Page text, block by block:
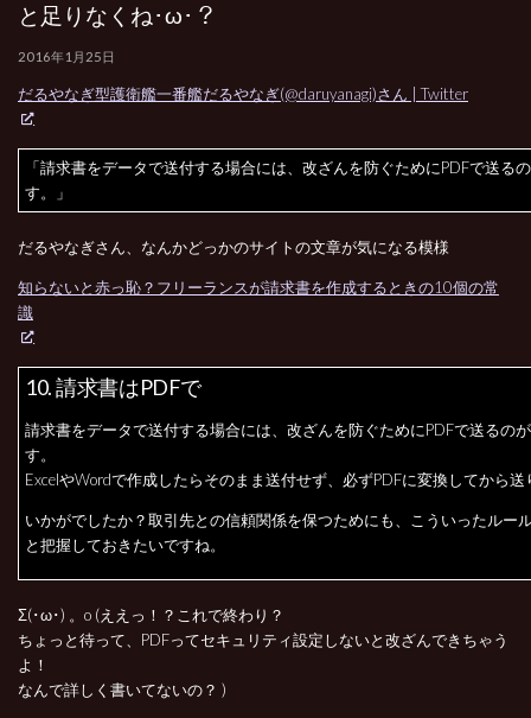
と足りなくね･ω･？
2016年1月25日
だるやなぎ型護衛艦一番艦だるやなぎ(@daruyanagi)さん | Twitter
「請求書をデータで送付する場合には、改ざんを防ぐためにPDFで送る
す。」
だるやなぎさん、なんかどっかのサイトの文章が気になる模様
知らないと赤っ恥？フリーランスが請求書を作成するときの10個の常
識
10. 請求書はPDFで
請求書をデータで送付する場合には、改ざんを防ぐためにPDFで送るの
す。
ExcelやWordで作成したらそのまま送付せず、必ずPDFに変換してから
いかがでしたか？取引先との信頼関係を保つためにも、こういったルー
と把握しておきたいですね。
Σ(･ω･) 。o (ええっ！？これで終わり？
ちょっと待って、PDFってセキュリティ設定しないと改ざんできちゃう
よ！
なんで詳しく書いてないの？ )